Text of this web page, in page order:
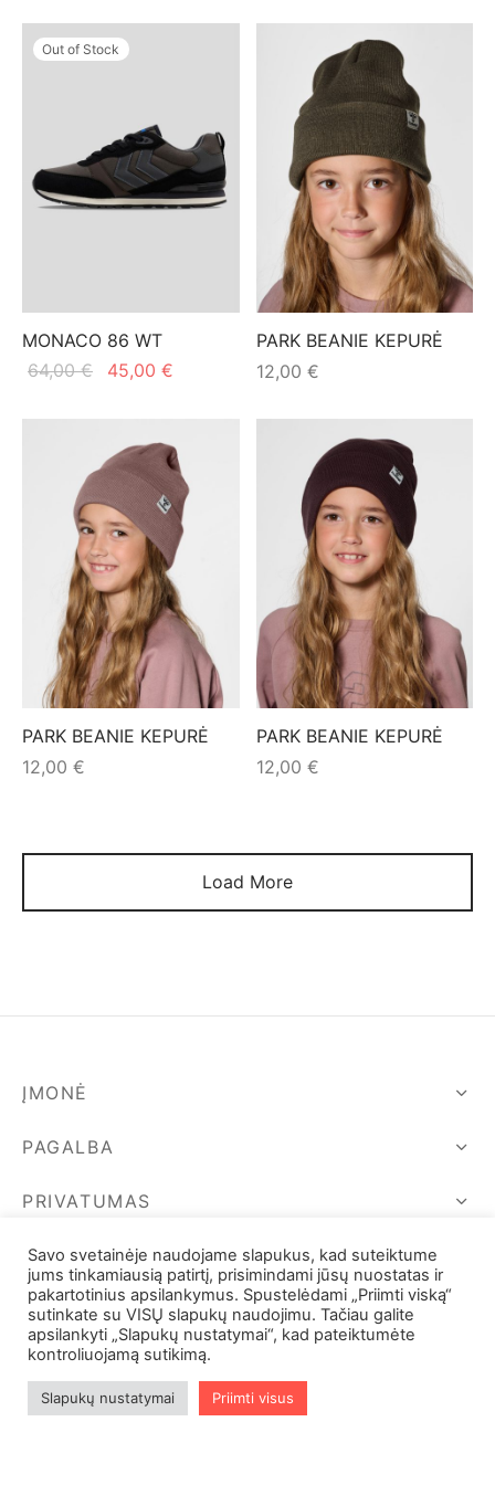
Filters
Out of Stock
MONACO 86 WT
64,00€
Original
64,00 €.
45,00 €
PARK BEANIE KEPURĖ
12,00 €
PARK BEANIE KEPURĖ
12,00 €
PARK BEANIE KEPURĖ
12,00 €
Load More
ĮMONĖ
PAGALBA
PRIVATUMAS
SEKIME MUS
Savo svetainėje naudojame slapukus, kad suteiktume
jums tinkamiausią patirtį, prisimindami jūsų nuostatas ir
pakartotinius apsilankymus. Spustelėdami „Priimti viską“
sutinkate su VISŲ slapukų naudojimu. Tačiau galite
apsilankyti „Slapukų nustatymai“, kad pateiktumėte
kontroliuojamą sutikimą.
Slapukų nustatymai Priimti visus